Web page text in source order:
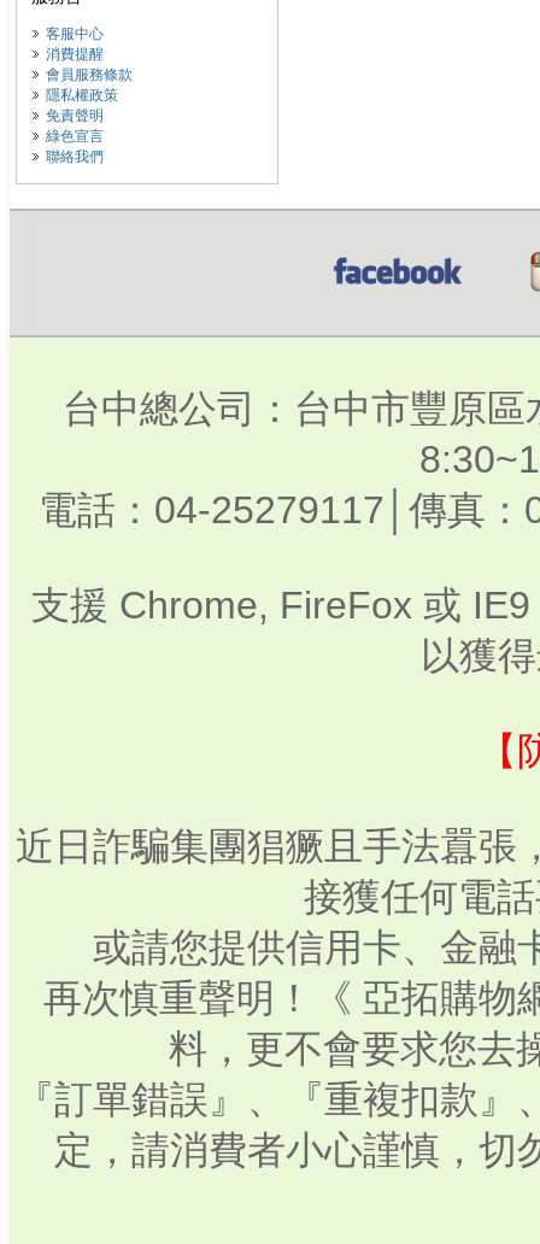
客服中心
消費提醒
會員服務條款
隱私權政策
免責聲明
綠色宣言
聯絡我們
台中總公司：台中市豐原
電話：04-25279117│傳真
支援 Chrome, FireFox 或
以獲
近日詐騙集團猖獗且手法囂張
接獲任何電
或請您提供信用卡、金融
再次慎重聲明！《 亞拓購物
料，更不會要求您去
『訂單錯誤』、『重複扣款
定，請消費者小心謹慎，切